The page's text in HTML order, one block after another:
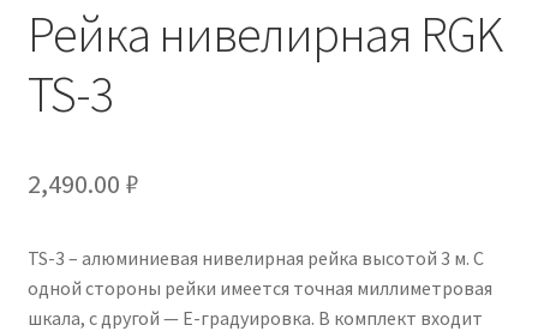
Рейка нивелирная RGK
TS-3
2,490.00 ₽
TS-3 – алюминиевая нивелирная рейка высотой 3 м. С
одной стороны рейки имеется точная миллиметровая
шкала, с другой — Е-градуировка. В комплект входит